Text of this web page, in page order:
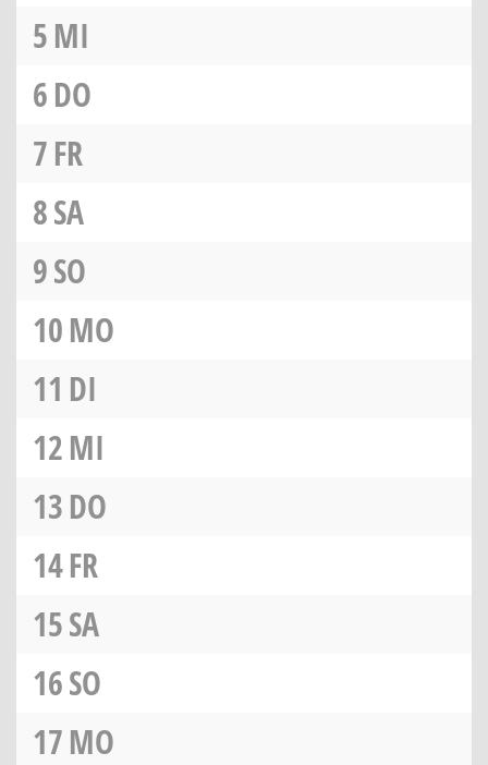
5MI
6DO
7FR
8SA
9SO
10MO
11 DI
12MI
13DO
14FR
15SA
16SO
17MO